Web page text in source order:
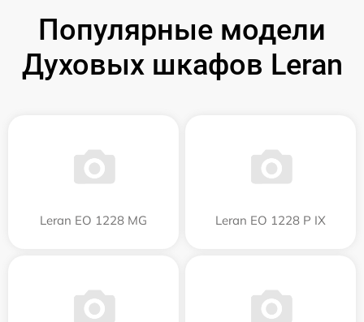
Популярные модели
Духовых шкафов Leran
Leran EO 1228 MG Leran EO 1228 P IX